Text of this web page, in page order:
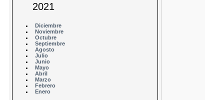
2021
Diciembre
Noviembre
Octubre
Septiembre
Agosto
Julio
Junio
Mayo
Abril
Marzo
Febrero
Enero